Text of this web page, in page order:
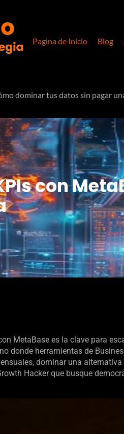
Pagina de Inicio Blog
dominar tus datos sin pagar
con
MetaBase es la clave para
donde herramientas de
dominar una
Hacker que busque